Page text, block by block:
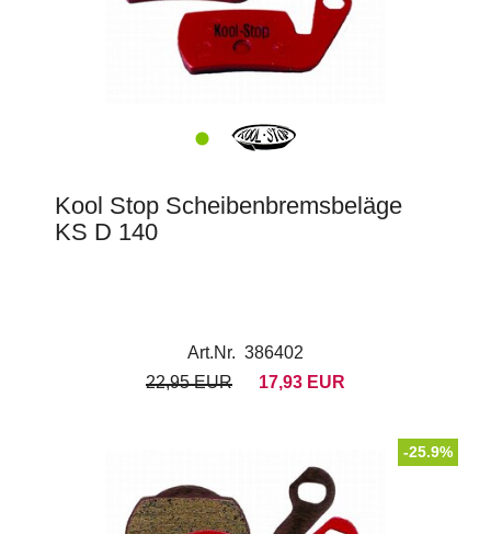
Kool Stop Scheibenbremsbeläge
KS D 140
Art.Nr. 386402
22,95 EUR
17,93 EUR
-25.9%